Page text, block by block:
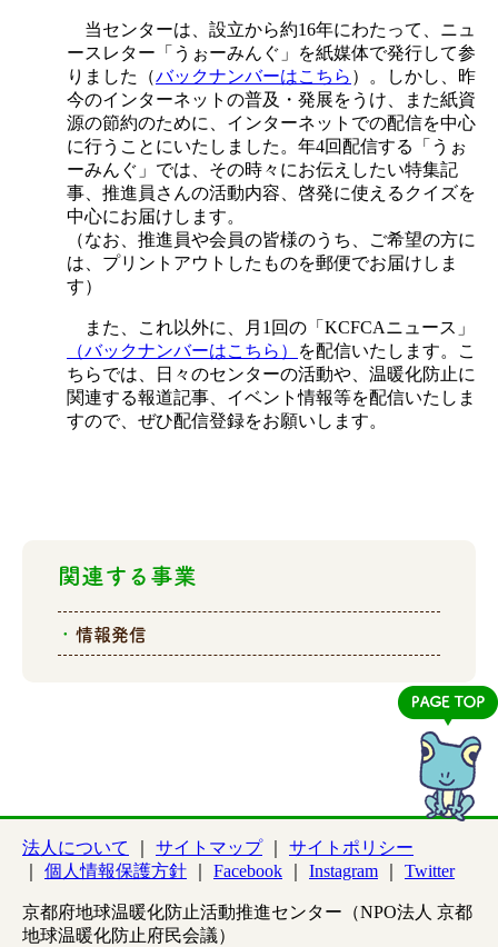
当センターは、設立から約16年にわたって、ニュ
ースレター「うぉーみんぐ」を紙媒体で発行して参
りました（バックナンバーはこちら ）。しかし、昨
今のインターネットの普及・発展をうけ、また紙資
源の節約のために、インターネットでの配信を中心
に行うことにいたしました。年4回配信する「うぉ
ーみんぐ」では、その時々にお伝えしたい特集記
事、推進員さんの活動内容、啓発に使えるクイズを
中心にお届けします。
（なお、推進員や会員の皆様のうち、ご希望の方に
は、プリントアウトしたものを郵便でお届けしま
す）
また、これ以外に、月1回の「KCFCAニュース」
（バックナンバーはこちら）
を配信いたします。こ
ちらでは、日々のセンターの活動や、温暖化防止に
関連する報道記事、イベント情報等を配信いたしま
すので、ぜひ配信登録をお願いします。
関連する事業
情報発信
法人について サイトマップ
サイトポリシー
個人情報保護方針
Facebook Instagram Twitter
京都府地球温暖化防止活動推進センター（NPO法人 京都
地球温暖化防止府民会議）